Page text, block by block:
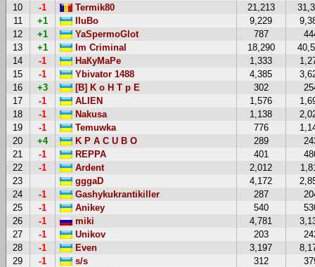
10
-1 Termik80 21,213
11
+1 IIuBo 9,229
12
+1 YaSpermoGlot 787
13
+1 Im Criminal 18,290
14
-1 НаКуМаРе 1,333
15
-1 Ybivator 1488 4,385
16
+3 [B] K o H T p E 302
17
-1 ALIEN 1,576
18
-1 Nakusa 1,138
19
-1 Temuwka 776
20
+4 K P A C U B O 289
21
-1 REPPA 401
22
-1 Ardent 2,012
23
gggaD 4,172
24
-1 Gashykukrantikiller 287
25
-1 Anikey 540
26
-1 miki 4,781
27
-1 Unikov 203
28
-1 Even 3,197
29
-1 s/s 312